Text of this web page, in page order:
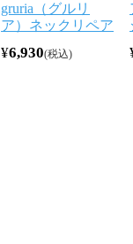
gruria（グルリ
ア）ネックリペア
¥6,930 税込